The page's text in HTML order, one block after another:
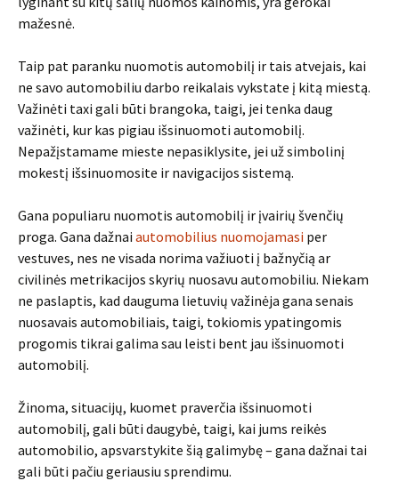
mažesnė.
Taip pat paranku nuomotis automobilį ir tais atvejais, kai
ne savo automobiliu darbo reikalais vykstate į kitą miestą.
Važinėti taxi gali būti brangoka, taigi, jei tenka daug
važinėti, kur kas pigiau išsinuomoti automobilį.
Nepažįstamame mieste nepasiklysite, jei už simbolinį
mokestį išsinuomosite ir navigacijos sistemą.
Gana populiaru nuomotis automobilį ir įvairių švenčių
proga. Gana dažnai automobilius nuomojamasi per
vestuves, nes ne visada norima važiuoti į bažnyčią ar
civilinės metrikacijos skyrių nuosavu automobiliu. Niekam
ne paslaptis, kad dauguma lietuvių važinėja gana senais
nuosavais automobiliais, taigi, tokiomis ypatingomis
progomis tikrai galima sau leisti bent jau išsinuomoti
automobilį.
Žinoma, situacijų, kuomet praverčia išsinuomoti
automobilį, gali būti daugybė, taigi, kai jums reikės
automobilio, apsvarstykite šią galimybę – gana dažnai tai
gali būti pačiu geriausiu sprendimu.